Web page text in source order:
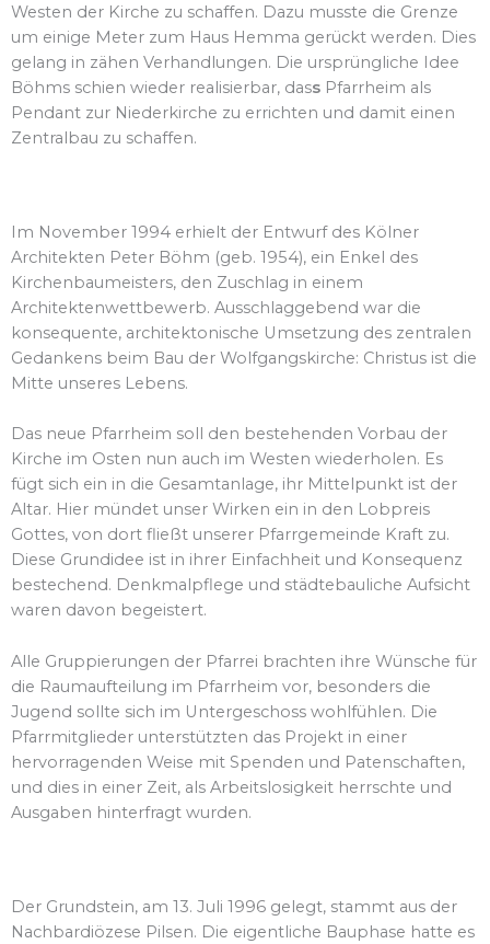
Westen der Kirche zu schaffen. Dazu musste die Grenze
um einige Meter zum Haus Hemma gerückt werden. Dies
gelang in zähen Verhandlungen. Die ursprüngliche Idee
Böhms schien wieder realisierbar, dass Pfarrheim als
Pendant zur Niederkirche zu errichten und damit einen
Zentralbau zu schaffen.
Im November 1994 erhielt der Entwurf des Kölner
Architekten Peter Böhm (geb. 1954), ein Enkel des
Kirchenbaumeisters, den Zuschlag in einem
Architektenwettbewerb. Ausschlaggebend war die
konsequente, architektonische Umsetzung des zentralen
Gedankens beim Bau der Wolfgangskirche: Christus ist die
Mitte unseres Lebens.
Das neue Pfarrheim soll den bestehenden Vorbau der
Kirche im Osten nun auch im Westen wiederholen. Es
fügt sich ein in die Gesamtanlage, ihr Mittelpunkt ist der
Altar. Hier mündet unser Wirken ein in den Lobpreis
Gottes, von dort fließt unserer Pfarrgemeinde Kraft zu.
Diese Grundidee ist in ihrer Einfachheit und Konsequenz
bestechend. Denkmalpflege und städtebauliche Aufsicht
waren davon begeistert.
Alle Gruppierungen der Pfarrei brachten ihre Wünsche für
die Raumaufteilung im Pfarrheim vor, besonders die
Jugend sollte sich im Untergeschoss wohlfühlen. Die
Pfarrmitglieder unterstützten das Projekt in einer
hervorragenden Weise mit Spenden und Patenschaften,
und dies in einer Zeit, als Arbeitslosigkeit herrschte und
Ausgaben hinterfragt wurden.
Der Grundstein, am 13. Juli 1996 gelegt, stammt aus der
Nachbardiözese Pilsen. Die eigentliche Bauphase hatte es